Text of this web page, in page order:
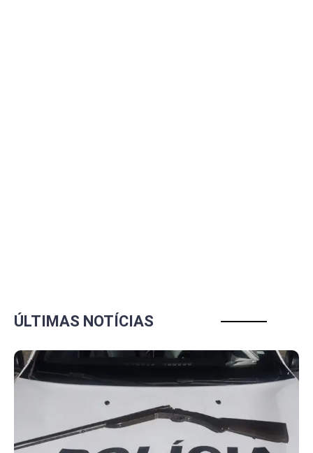
ÚLTIMAS NOTÍCIAS